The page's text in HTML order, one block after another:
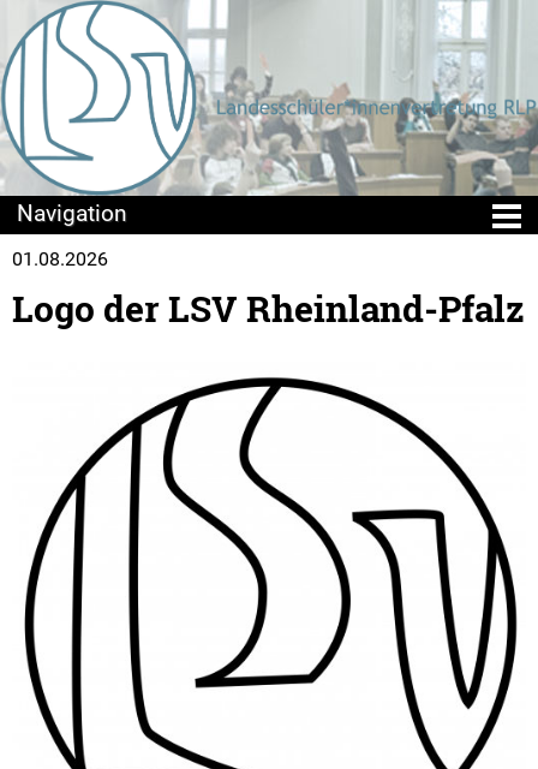
Die LSV
Positionen & Lesestoff
Stellungnahmen
Publikationen
Broschüren
Flyer
Sticker
Kondome
01.08.2026
Logo der LSV Rheinland-Pfalz